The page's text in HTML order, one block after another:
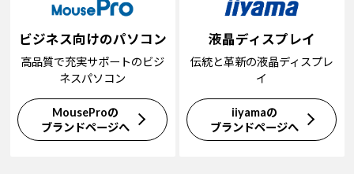
ビジネス向けのパソコン
高品質で充実サポートのビジ
ネスパソコン
MouseProの
ブランドページへ
液晶ディスプレイ
伝統と革新の液晶ディスプレ
イ
iiyamaの
ブランドページへ